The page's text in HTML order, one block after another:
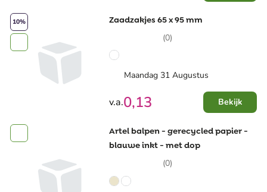
10% Zaadzakjes 65 x 95 mm
(0)
Maandag 31 Augustus
v.a.0,13 Bekijk
Artel balpen - gerecycled papier -
blauwe inkt - met dop
(0)